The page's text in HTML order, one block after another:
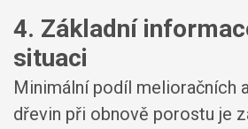
4. Základní
situaci
Minimální podíl melioračních
dřevin při obnově porostu je